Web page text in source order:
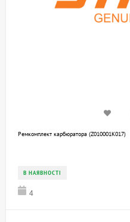
Ремкомплект карбюратора (Z010001K017)
В НАЯВНОСТІ
4